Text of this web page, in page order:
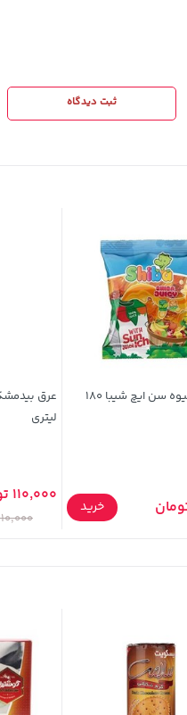
ثبت دیدگاه
پاستیل آبمیوه سن ایچ شیبا 180
خرید
لیتری
110,000 تومان